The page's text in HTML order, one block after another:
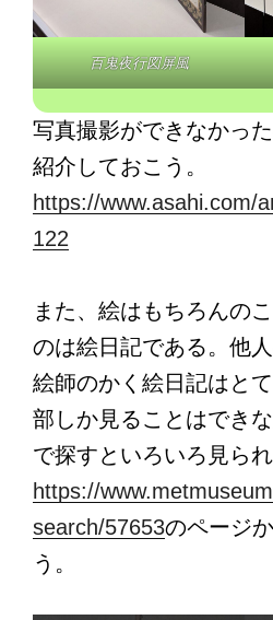
百鬼夜行図屏風
写真撮影ができなかっ
紹介しておこう。
https://www.asahi.com/
122
また、絵はもちろんの
のは絵日記である。他
絵師のかく絵日記はと
部しか見ることはでき
で探すといろいろ見られ
https://
search/57653のページ
う。